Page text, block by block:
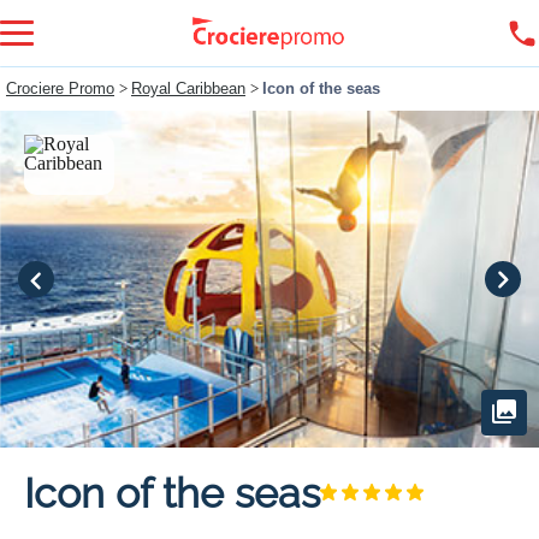
Crociere Promo > Royal Caribbean > Icon of the seas
Icon of the seas